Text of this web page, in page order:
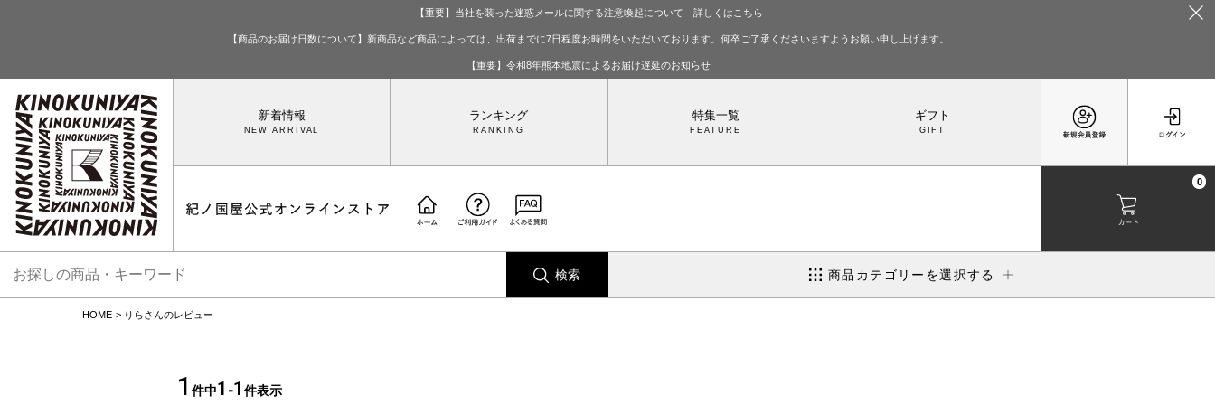
【重要】当社を装った迷惑メールに関する注意喚起について 詳しくはこちら
【商品のお届け日数について】新商品など商品によっては、出荷までに7日程度お時間をいただいております。何卒ご了承くださいますようお願い申し上げます。
【重要】令和8年熊本地震によるお届け遅延のお知らせ
0
新着情報 ランキング 特集一覧 ギフト
検索 商品カテゴリーを選択する
HOME りらさんのレビュー
1 件中1 -1 件表示